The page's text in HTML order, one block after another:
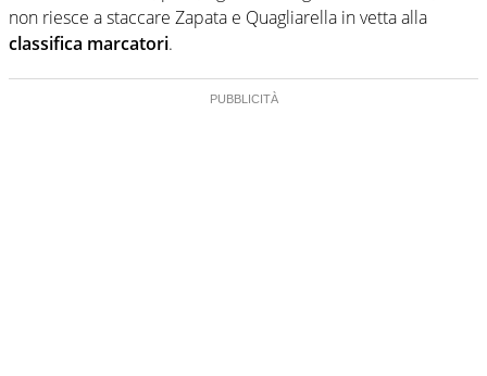
non riesce a staccare Zapata e Quagliarella in vetta alla
classifica marcatori.